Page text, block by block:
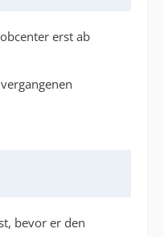
erst ab
bevor er den